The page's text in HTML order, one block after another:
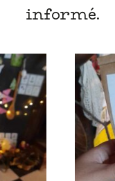
informé.